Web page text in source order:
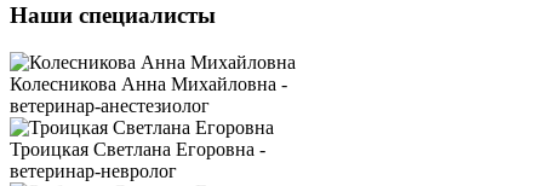
Наши специалисты
Колесникова Анна Михайловна -
ветеринар-анестезиолог
Троицкая Светлана Егоровна -
ветеринар-невролог